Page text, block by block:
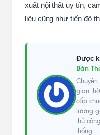
xuất nội thất uy tín,
liệu cũng như tiến độ
Được
Bàn
Chuyên
gian
cấp
lượng
thủ
thống.